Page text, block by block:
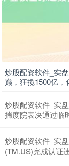
上证综指
炒股配资软件_实
巅，狂揽1500亿，
炒股配资软件_实
揣度院表决通过临
炒股配资软件_实
(TM.US)完成认证